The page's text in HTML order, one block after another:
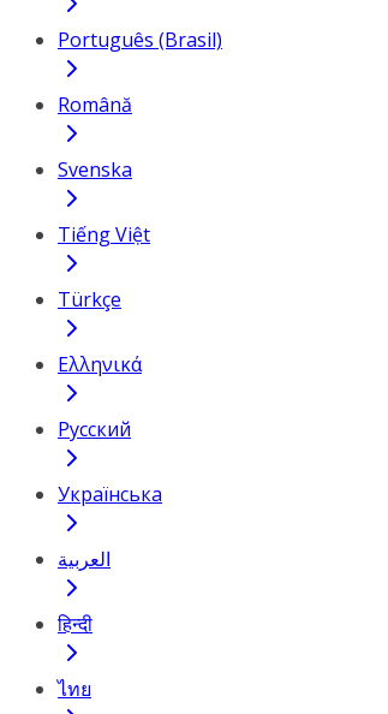
Português (Brasil)
Română
Svenska
Tiếng Việt
Türkçe
Ελληνικά
Русский
Українська
العربية
हिन्दी
ไทย